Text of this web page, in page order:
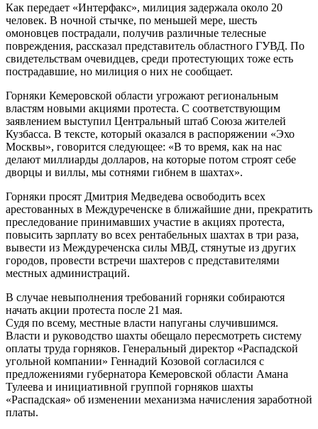
Как передает «Интерфакс», милиция задержала около 20
человек. В ночной стычке, по меньшей мере, шесть
омоновцев пострадали, получив различные телесные
повреждения, рассказал представитель областного ГУВД. По
свидетельствам очевидцев, среди протестующих тоже есть
пострадавшие, но милиция о них не сообщает.
Горняки Кемеровской области угрожают региональным
властям новыми акциями протеста. С соответствующим
заявлением выступил Центральный штаб Союза жителей
Кузбасса. В тексте, который оказался в распоряжении «Эхо
Москвы», говорится следующее: «В то время, как на нас
делают миллиарды долларов, на которые потом строят себе
дворцы и виллы, мы сотнями гибнем в шахтах».
Горняки просят Дмитрия Медведева освободить всех
арестованных в Междуреченске в ближайшие дни, прекратить
преследование принимавших участие в акциях протеста,
повысить зарплату во всех рентабельных шахтах в три раза,
вывести из Междуреченска силы МВД, стянутые из других
городов, провести встречи шахтеров с представителями
местных администраций.
В случае невыполнения требований горняки собираются
начать акции протеста после 21 мая.
Судя по всему, местные власти напуганы случившимся.
Власти и руководство шахты обещало пересмотреть систему
оплаты труда горняков. Генеральный директор «Распадской
угольной компании» Геннадий Козовой согласился с
предложениями губернатора Кемеровской области Амана
Тулеева и инициативной группой горняков шахты
«Распадская» об изменении механизма начисления заработной
платы.